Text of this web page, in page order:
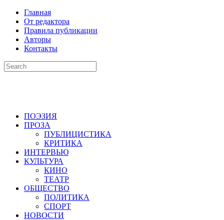
Главная
От редактора
Правила публикации
Авторы
Контакты
ПОЭЗИЯ
ПРОЗА
ПУБЛИЦИСТИКА
КРИТИКА
ИНТЕРВЬЮ
КУЛЬТУРА
КИНО
ТЕАТР
ОБЩЕСТВО
ПОЛИТИКА
СПОРТ
НОВОСТИ